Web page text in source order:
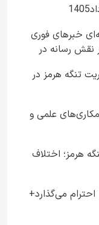
خبرهای فوری
نقش رسانه در
تنگه هرمز در
علمی و
هرمز؛ اختلاف
احترام می‌گذارد+